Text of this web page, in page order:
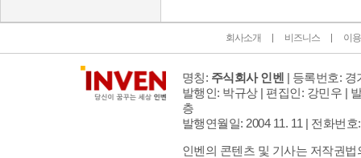
회사소개 비즈니스 이
명칭: 주식회사 인벤 | 등록번호: 경
발행인: 박규상 | 편집인: 강민우 |
층
발행연월일: 2004 11. 11 | 전화번호
인벤의 콘텐츠 및 기사는 저작권